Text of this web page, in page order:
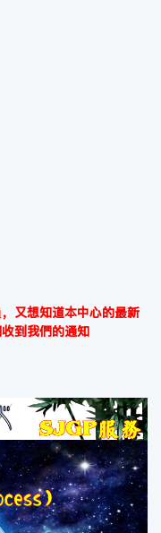
又想知道本中心的最新
到我們的通知